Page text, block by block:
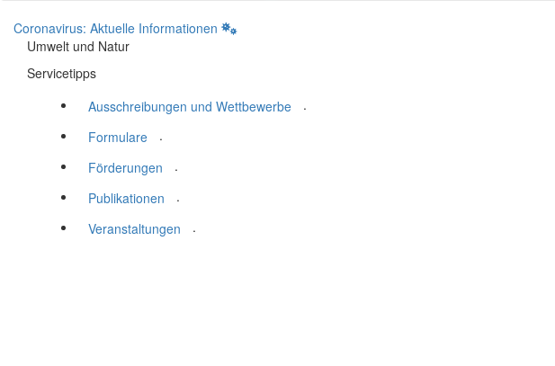
Coronavirus: Aktuelle Informationen
Umwelt und Natur
Servicetipps
Ausschreibungen und Wettbewerbe
.
Formulare
.
Förderungen
.
Publikationen
.
Veranstaltungen
.